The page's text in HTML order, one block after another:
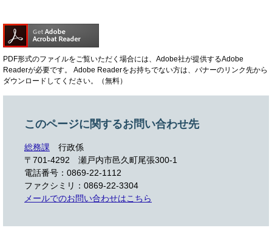
PDF形式のファイルをご覧いただく場合には、Adobe社が提供するAdobe
Readerが必要です。
Adobe Readerをお持ちでない方は、バナーのリンク先から
ダウンロードしてください。（無料）
このページに関するお問い合わせ先
総務課
行政係
〒701-4292
瀬戸内市邑久町尾張300-1
電話番号：0869-22-1112
ファクシミリ：0869-22-3304
メールでのお問い合わせはこちら